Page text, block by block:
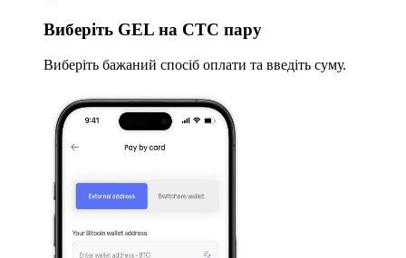
Виберіть GEL на CTC пару
Виберіть бажаний спосіб оплати та введіть суму.